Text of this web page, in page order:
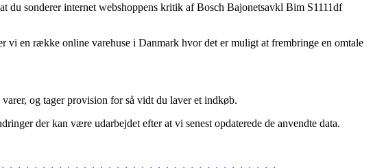
du sonderer internet webshoppens kritik af Bosch Bajonetsavkl Bim S1111df
vi en række online varehuse i Danmark hvor det er muligt at frembringe en omtale
og tager provision for så vidt du laver et indkøb.
der kan være udarbejdet efter at vi senest opdaterede de anvendte data.